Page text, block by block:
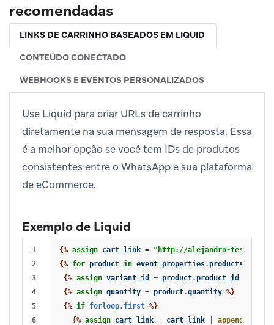
recomendadas
LINKS DE CARRINHO BASEADOS EM LIQUID
CONTEÚDO CONECTADO
WEBHOOKS E EVENTOS PERSONALIZADOS
Use Liquid para criar URLs de carrinho
diretamente na sua mensagem de resposta. Essa
é a melhor opção se você tem IDs de produtos
consistentes entre o WhatsApp e sua plataforma
de eCommerce.
Exemplo de Liquid
1
2
3
4
5
6
{% assign cart_link = "http://alejandro-test-
{% for product in event_properties.products
{% assign variant_id = product.product_id
{% assign quantity = product.quantity %}
{% if forloop.first %}
{% assign cart_link = cart_link append